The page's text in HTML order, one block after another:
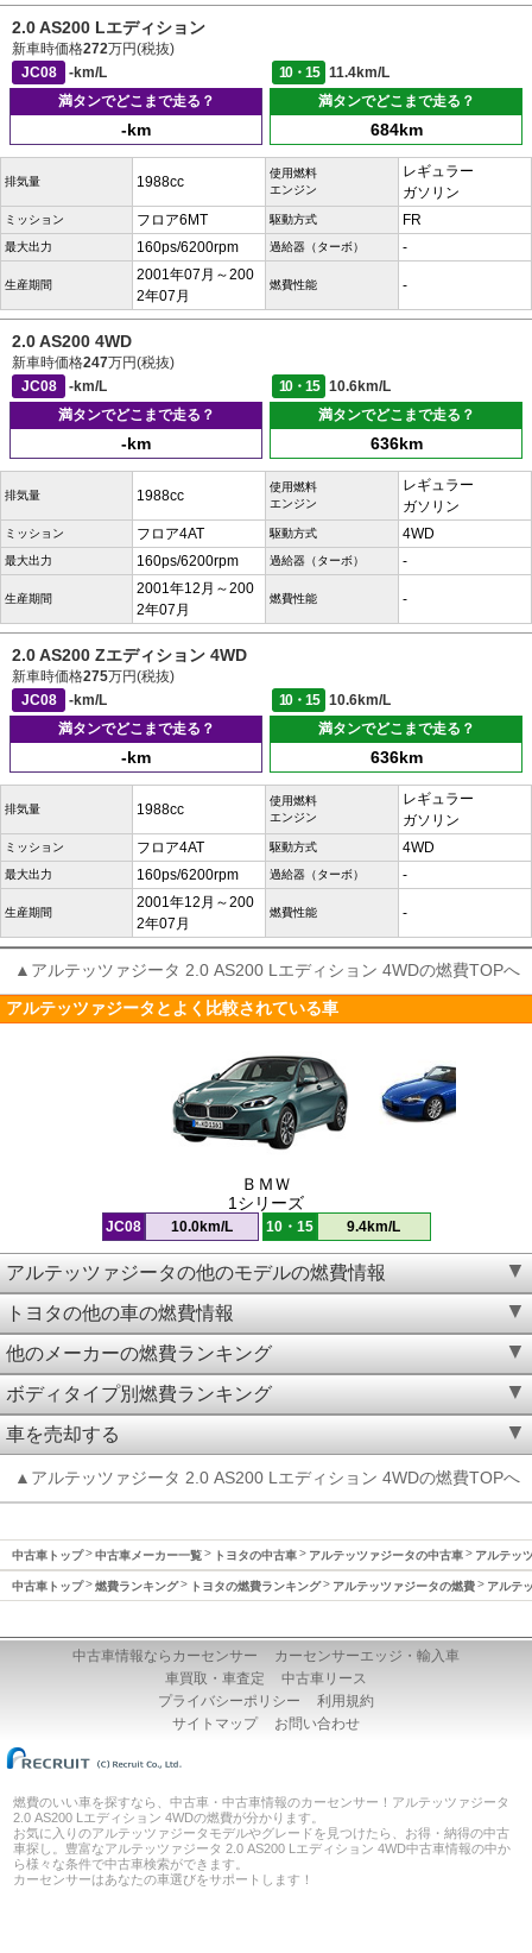
2.0 AS200 Lエディション
新車時価格272万円(税抜)
JC08
-km/L 10・15
11.4km/L
満タンでどこまで走る？
-km
満タンでどこまで走る？
684km
排気量 1988cc
使用燃料
エンジン
レギュラー
ガソリン
ミッション フロア6MT 駆動方式 FR
最大出力 160ps/6200rpm 過給器（ターボ） -
生産期間
2001年07月～200
2年07月
燃費性能 -
2.0 AS200 4WD
新車時価格247万円(税抜)
JC08
-km/L 10・15
10.6km/L
満タンでどこまで走る？
-km
満タンでどこまで走る？
636km
排気量 1988cc
使用燃料
エンジン
レギュラー
ガソリン
ミッション フロア4AT 駆動方式 4WD
最大出力 160ps/6200rpm 過給器（ターボ） -
生産期間
2001年12月～200
2年07月
燃費性能 -
2.0 AS200 Zエディション 4WD
新車時価格275万円(税抜)
JC08
-km/L 10・15
10.6km/L
満タンでどこまで走る？
-km
満タンでどこまで走る？
636km
排気量 1988cc
使用燃料
エンジン
レギュラー
ガソリン
ミッション フロア4AT 駆動方式 4WD
最大出力 160ps/6200rpm 過給器（ターボ） -
生産期間
2001年12月～200
2年07月
燃費性能 -
▲アルテッツァジータ 2.0 AS200 Lエディション 4WDの燃費TOPへ
アルテッツァジータとよく比較されている車
ＢＭＷ
1シリーズ
JC08 10.0km/L 10・15 9.4km/L
アルテッツァジータの他のモデルの燃費情報
トヨタの他の車の燃費情報
他のメーカーの燃費ランキング
ボディタイプ別燃費ランキング
車を売却する
▲アルテッツァジータ 2.0 AS200 Lエディション 4WDの燃費TOPへ
中古車トップ 中古車メーカー一覧 トヨタの中古車 アルテッツァジータの中古車 アルテッ
中古車トップ 燃費ランキング トヨタの燃費ランキング アルテッツァジータの燃費 アルテ
中古車情報ならカーセンサー
カーセンサーエッジ・輸入車
車買取・車査定
中古車リース
プライバシーポリシー
利用規約
サイトマップ
お問い合わせ
燃費のいい車を探すなら、中古車・中古車情報のカーセンサー！アルテッツァジータ
2.0 AS200 Lエディション 4WDの燃費が分かります。
お気に入りのアルテッツァジータモデルやグレードを見つけたら、お得・納得の中古
車探し。豊富なアルテッツァジータ 2.0 AS200 Lエディション 4WD中古車情報の中か
ら様々な条件で中古車検索ができます。
カーセンサーはあなたの車選びをサポートします！